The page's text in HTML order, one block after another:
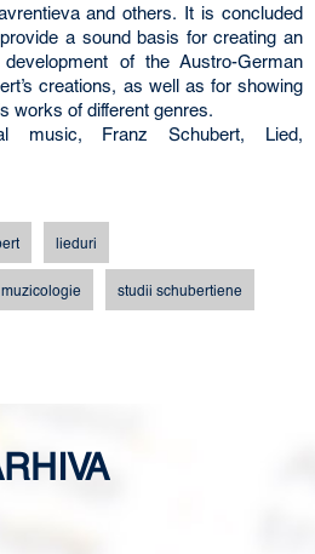
and others. It is concluded
a sound basis for creating an
of the Austro-German
creations, as well as for showing
works of different genres.
music, Franz Schubert, Lied,
lieduri
muzicologie studii schubertiene